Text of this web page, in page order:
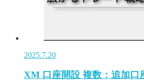
2025.7.20
XM 口座開設 複数：追加口